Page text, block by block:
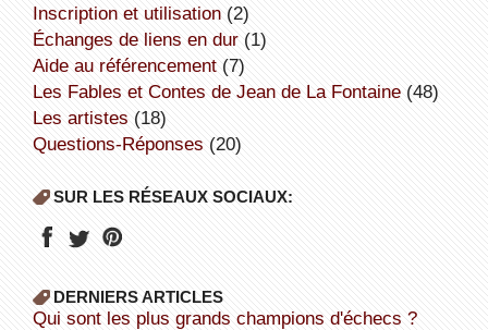
inscription et utilisation(2)
échanges de liens en dur(1)
aide au référencement(7)
Les Fables et Contes de Jean de La Fontaine(48)
Les artistes (18)
Questions-Réponses (20)
SUR LES RÉSEAUX SOCIAUX:
DERNIERS ARTICLES
Qui sont les plus grands champions d'échecs ?